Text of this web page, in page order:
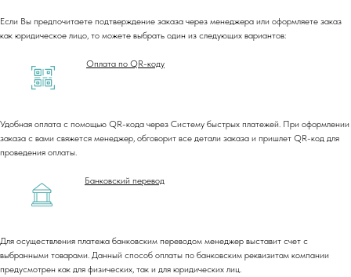
Если Вы предпочитаете подтверждение заказа через менеджера или оформляете заказ
как юридическое лицо, то можете выбрать один из следующих вариантов:
Оплата по QR-коду
Удобная оплата с помощью QR-кода через Систему быстрых платежей. При оформлении
заказа с вами свяжется менеджер, обговорит все детали заказа и пришлет QR-код для
проведения оплаты.
Банковский перевод
Для осуществления платежа банковским переводом менеджер выставит счет с
выбранными товарами. Данный способ оплаты по банковским реквизитам компании
предусмотрен как для физических, так и для юридических лиц.